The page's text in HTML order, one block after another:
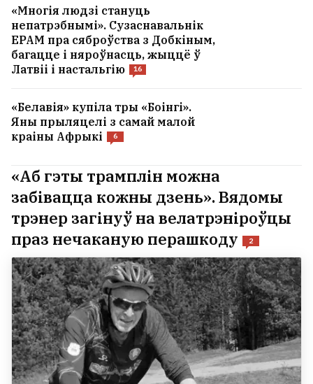
«Многія людзі стануць
непатрэбнымі». Сузаснавальнік
EPAM пра сяброўства з Добкіным,
багацце і няроўнасць, жыццё ў
Латвіі і настальгію
16
«Белавія» купіла тры «Боінгі».
Яны прыляцелі з самай малой
краіны Афрыкі
6
«Аб гэты трамплін можна
забівацца кожны дзень». Вядомы
трэнер загінуў на велатрэніроўцы
праз нечаканую перашкоду
2